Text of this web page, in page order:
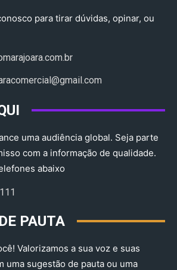
para tirar dúvidas, opinar, ou
uma audiência global. Seja parte
com a informação de qualidade.
abaixo
PAUTA
Valorizamos a sua voz e suas
uma sugestão de pauta ou uma